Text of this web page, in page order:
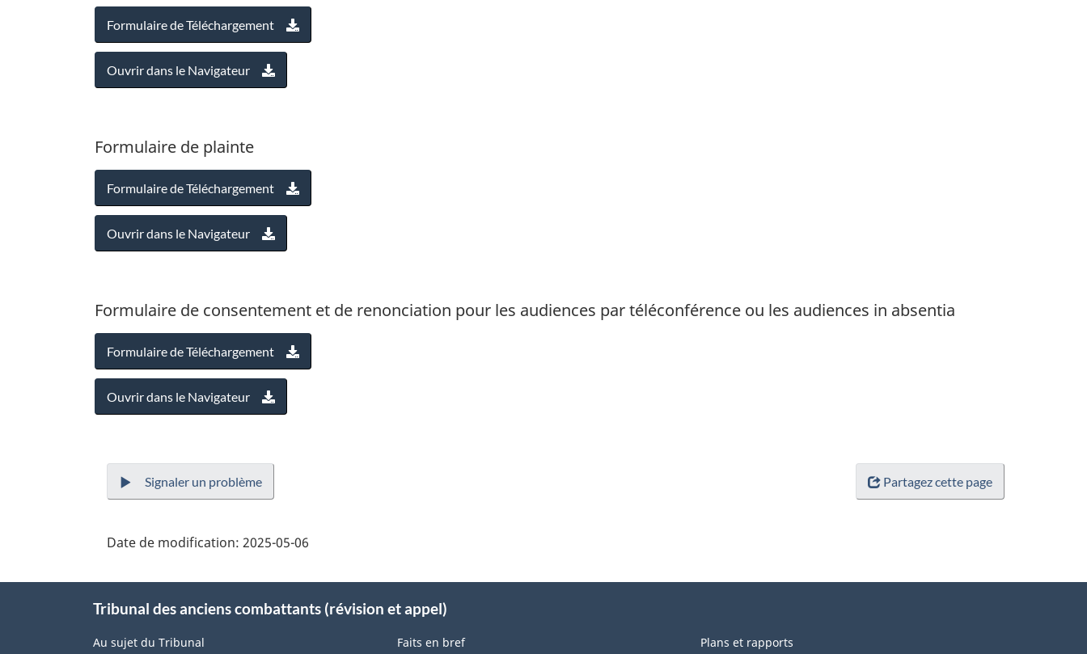
Formulaire de Téléchargement
Ouvrir dans le Navigateur
Formulaire de plainte
Formulaire de Téléchargement
Ouvrir dans le Navigateur
Formulaire de consentement et de renonciation pour les audiences par téléconférence ou les audiences in absentia
Formulaire de Téléchargement
Ouvrir dans le Navigateur
Signaler un problème Partagez cette page
Date de modification: 2025-05-06
this
site
Tribunal des anciens combattants (révision et appel)
Au sujet du Tribunal Faits en bref
Plans et rapports